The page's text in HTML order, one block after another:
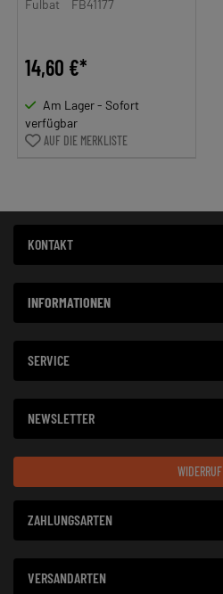
Fulbat FB41177
14,60 €*
Am Lager - Sofort
verfügbar
AUF DIE MERKLISTE
KONTAKT
INFORMATIONEN
SERVICE
NEWSLETTER
WIDERRUF
ZAHLUNGSARTEN
VERSANDARTEN